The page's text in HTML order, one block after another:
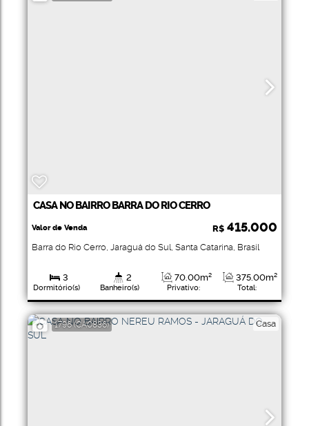
CASA NO BAIRRO BARRA DO RIO CERRO
R$ 415.000
Valor de Venda
Barra do Rio Cerro, Jaraguá do Sul, Santa Catarina, Brasil
3
Dormitório(s)
2
Banheiro(s) Privativo:
70.00m²
Total:
375.00m²
1796 (CA0836) Casa